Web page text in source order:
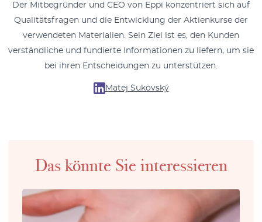
Der Mitbegründer und CEO von Eppi konzentriert sich auf
Qualitätsfragen und die Entwicklung der Aktienkurse der
verwendeten Materialien. Sein Ziel ist es, den Kunden
verständliche und fundierte Informationen zu liefern, um sie
bei ihren Entscheidungen zu unterstützen.
Matej Sukovský
Das könnte Sie interessieren